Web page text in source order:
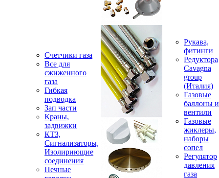
Счетчики газа
Все для
сжиженного
газа
Гибкая
подводка
Зап части
Краны,
задвижки
КТЗ,
Сигнализаторы,
Изолириющие
соединения
Печные
Рукава,
фитинги
Редуктора
Cavagna
group
(Италия)
Газовые
баллоны и
вентили
Газовые
жиклеры,
наборы
сопел
Регулятор
давления
газа